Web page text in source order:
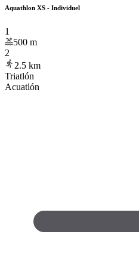
Aquathlon XS - Individuel
1
500 m
2
2.5 km
Triatlón
Acuatlón